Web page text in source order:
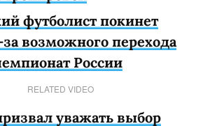
футболист покинет
возможного перехода
России
RELATED VIDEO
уважать выбор